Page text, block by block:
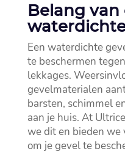
Belang van
Een waterdichte
te beschermen
lekkages.​
gevelmaterialen
barsten, schimmel
aan je huis.​ At
we dit en bieden we
om je gevel te